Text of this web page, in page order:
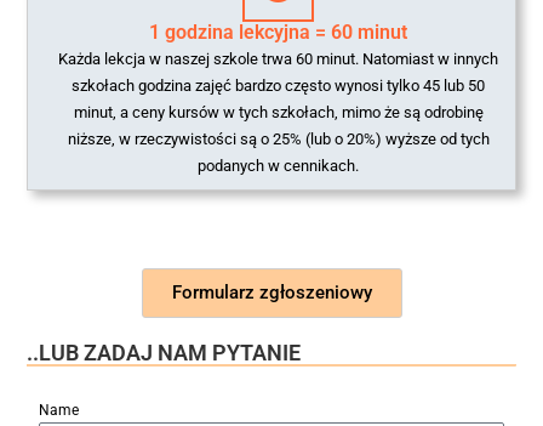
1 godzina lekcyjna = 60 minut
Każda lekcja w naszej szkole trwa 60 minut. Natomiast w innych
szkołach godzina zajęć bardzo często wynosi tylko 45 lub 50
minut, a ceny kursów w tych szkołach, mimo że są odrobinę
niższe, w rzeczywistości są o 25% (lub o 20%) wyższe od tych
podanych w cennikach.
Formularz zgłoszeniowy
..LUB ZADAJ NAM PYTANIE
Name